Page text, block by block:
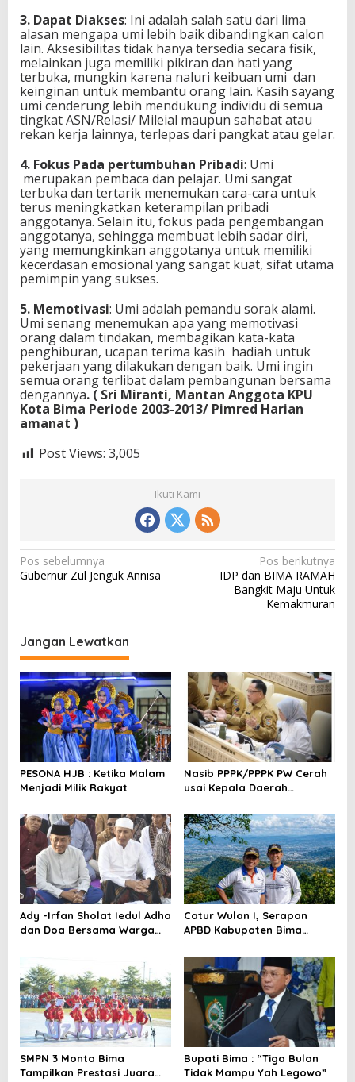
3. Dapat Diakses: Ini adalah salah satu dari lima
alasan mengapa umi lebih baik dibandingkan calon
lain. Aksesibilitas tidak hanya tersedia secara fisik,
melainkan juga memiliki pikiran dan hati yang
terbuka, mungkin karena naluri keibuan umi dan
keinginan untuk membantu orang lain. Kasih sayang
umi cenderung lebih mendukung individu di semua
tingkat ASN/Relasi/ Mileial maupun sahabat atau
rekan kerja lainnya, terlepas dari pangkat atau gelar.
4. Fokus Pada pertumbuhan Pribadi: Umi
merupakan pembaca dan pelajar. Umi sangat
terbuka dan tertarik menemukan cara-cara untuk
terus meningkatkan keterampilan pribadi
anggotanya. Selain itu, fokus pada pengembangan
anggotanya, sehingga membuat lebih sadar diri,
yang memungkinkan anggotanya untuk memiliki
kecerdasan emosional yang sangat kuat, sifat utama
pemimpin yang sukses.
5. Memotivasi: Umi adalah pemandu sorak alami.
Umi senang menemukan apa yang memotivasi
orang dalam tindakan, membagikan kata-kata
penghiburan, ucapan terima kasih hadiah untuk
pekerjaan yang dilakukan dengan baik. Umi ingin
semua orang terlibat dalam pembangunan bersama
dengannya. ( Sri Miranti, Mantan Anggota KPU
Kota Bima Periode 2003-2013/ Pimred Harian
amanat )
Post Views: 3,005
Ikuti Kami
N
a
g
a
s
o
s
Pos sebelumnya
Gubernur Zul Jenguk Annisa
Pos berikutnya
IDP dan BIMA RAMAH
Bangkit Maju Untuk
Kemakmuran
Jangan Lewatkan
PESONA HJB : Ketika Malam
Menjadi Milik Rakyat
Nasib PPPK/PPPK PW Cerah
usai Kepala Daerah
RB dan DPR RI
Ady -Irfan Sholat Iedul Adha
dan Doa Bersama Warga
Catur Wulan I, Serapan
APBD Kabupaten Bima
SMPN 3 Monta Bima
Tampilkan Prestasi Juara
Bupati Bima : “Tiga Bulan
Tidak Mampu Yah Legowo”